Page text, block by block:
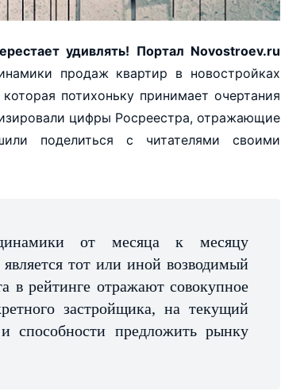
удивлять! Портал Novostroev.ru
продаж квартир в новостройках
потихоньку принимает очертания
цифры Росреестра, отражающие
поделиться с читателями своими
от месяца к месяцу
тот или иной возводимый
в рейтинге отражают совокупное
застройщика, на текущий
способности предложить рынку